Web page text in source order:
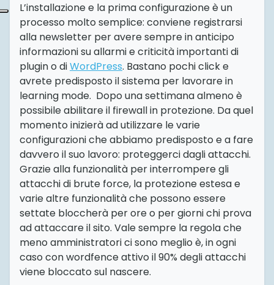
L’installazione e la prima configurazione è un
processo molto semplice: conviene registrarsi
alla newsletter per avere sempre in anticipo
informazioni su allarmi e criticità importanti di
plugin o diWordPress. Bastano pochi click e
avrete predisposto il sistema per lavorare in
learning mode. Dopo una settimana almeno è
possibile abilitare il firewall in protezione. Da quel
momento inizierà ad utilizzare le varie
configurazioni che abbiamo predisposto e a fare
davvero il suo lavoro: proteggerci dagli attacchi.
Grazie alla funzionalità per interrompere gli
attacchi di brute force, la protezione estesa e
varie altre funzionalità che possono essere
settate bloccherà per ore o per giorni chi prova
ad attaccare il sito. Vale sempre la regola che
meno amministratori ci sono meglio è, in ogni
caso con wordfence attivo il 90% degli attacchi
viene bloccato sul nascere.